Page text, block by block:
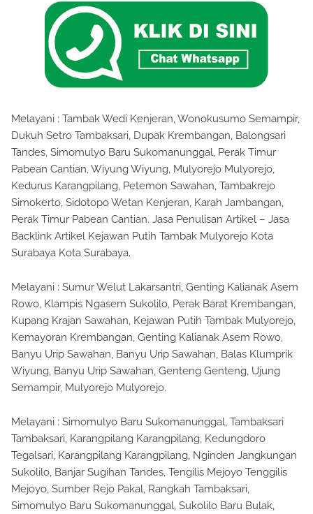
Melayani : Tambak Wedi Kenjeran, Wonokusumo Semampir,
Dukuh Setro Tambaksari, Dupak Krembangan, Balongsari
Tandes, Simomulyo Baru Sukomanunggal, Perak Timur
Pabean Cantian, Wiyung Wiyung, Mulyorejo Mulyorejo,
Kedurus Karangpilang, Petemon Sawahan, Tambakrejo
Simokerto, Sidotopo Wetan Kenjeran, Karah Jambangan,
Perak Timur Pabean Cantian. Jasa Penulisan Artikel – Jasa
Backlink Artikel Kejawan Putih Tambak Mulyorejo Kota
Surabaya Kota Surabaya.
Melayani : Sumur Welut Lakarsantri, Genting Kalianak Asem
Rowo, Klampis Ngasem Sukolilo, Perak Barat Krembangan,
Kupang Krajan Sawahan, Kejawan Putih Tambak Mulyorejo,
Kemayoran Krembangan, Genting Kalianak Asem Rowo,
Banyu Urip Sawahan, Banyu Urip Sawahan, Balas Klumprik
Wiyung, Banyu Urip Sawahan, Genteng Genteng, Ujung
Semampir, Mulyorejo Mulyorejo.
Melayani : Simomulyo Baru Sukomanunggal, Tambaksari
Tambaksari, Karangpilang Karangpilang, Kedungdoro
Tegalsari, Karangpilang Karangpilang, Nginden Jangkungan
Sukolilo, Banjar Sugihan Tandes, Tengilis Mejoyo Tenggilis
Mejoyo, Sumber Rejo Pakal, Rangkah Tambaksari,
Simomulyo Baru Sukomanunggal, Sukolilo Baru Bulak,